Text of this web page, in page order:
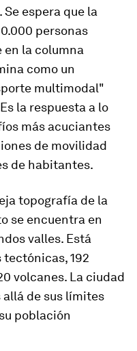
espera que la
personas
la columna
como un
multimodal"
la respuesta a lo
más acuciantes
de movilidad
de habitantes.
topografía de la
se encuentra en
valles. Está
192
volcanes. La ciudad
de sus límites
población